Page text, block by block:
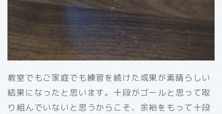
教室でもご家庭でも練習を続けた成果が素晴らしい
結果になったと思います。十段がゴールと思って取
り組んでいないと思うからこそ、余裕をもって十段